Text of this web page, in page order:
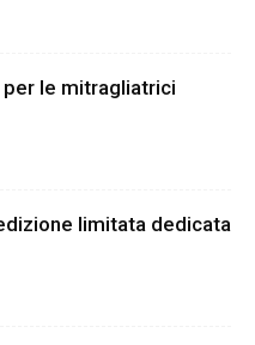
per le mitragliatrici
limitata dedicata